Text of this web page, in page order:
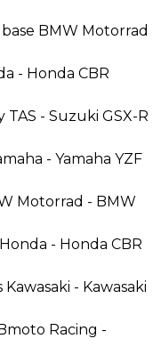
BMW Motorrad
- Honda CBR
- Suzuki GSX-R
- Yamaha YZF
Motorrad - BMW
- Honda CBR
- Kawasaki
Racing -